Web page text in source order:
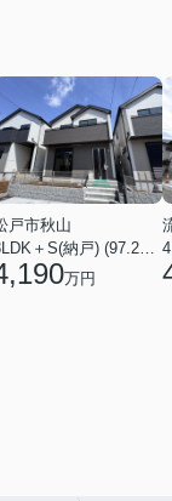
戸市秋山
3LDK＋S(納戸) (97.29㎡)
万円